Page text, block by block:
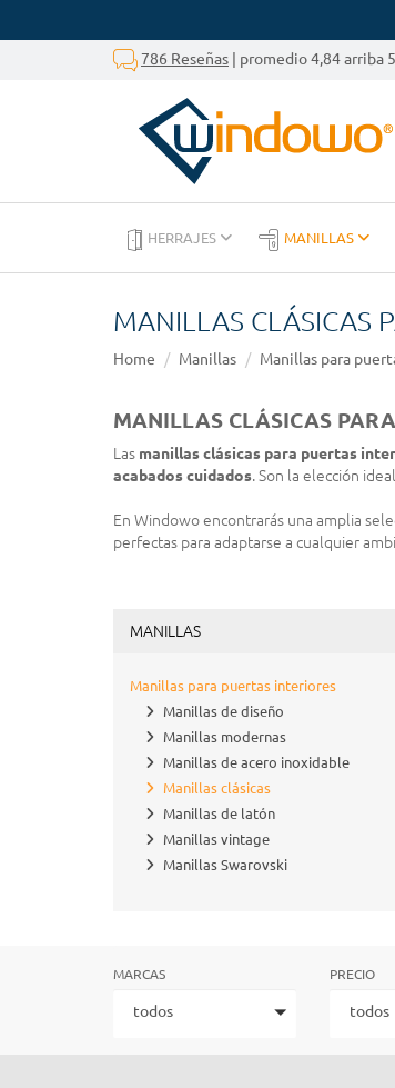
786 Reseñas | promedio 4,84 arriba 5
HERRAJES MANILLAS
MANILLAS CLÁSICAS
Home Manillas Manillas para
MANILLAS CLÁSICAS
Las manillas clásicas para puertas
acabados cuidados. Son la elección
En Windowo encontrarás una amplia
perfectas para adaptarse a cualquier
MANILLAS
Manillas para puertas interiores
Manillas de diseño
Manillas modernas
Manillas de acero inoxidable
Manillas clásicas
Manillas de latón
Manillas vintage
Manillas Swarovski
MARCAS
todos
PRECIO
todos